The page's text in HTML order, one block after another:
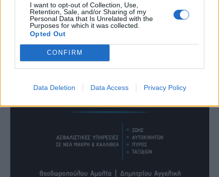
I want to opt-out of Collection, Use,
Retention, Sale, and/or Sharing of my
Personal Data that Is Unrelated with the
Purposes for which it was collected.
Opted Out
CONFIRM
Data Deletion Data Access Privacy Policy